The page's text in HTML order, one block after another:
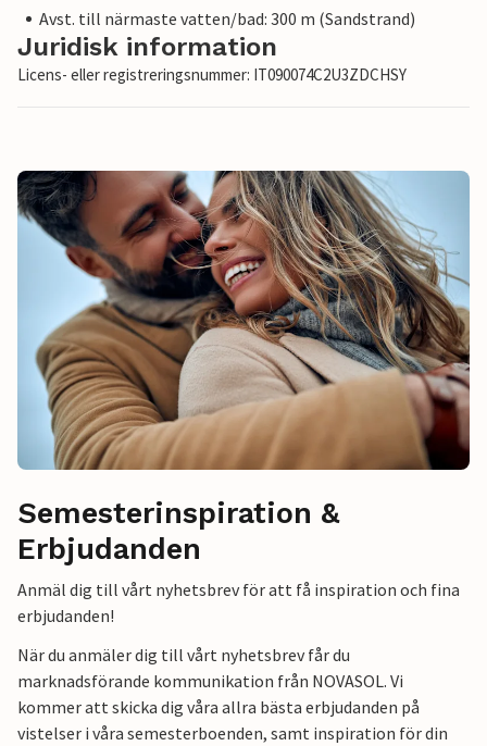
Avst. till närmaste vatten/bad: 300 m (Sandstrand)
Juridisk information
Licens- eller registreringsnummer: IT090074C2U3ZDCHSY
Semesterinspiration &
Erbjudanden
Anmäl dig till vårt nyhetsbrev för att få inspiration och fina
erbjudanden!
När du anmäler dig till vårt nyhetsbrev får du
marknadsförande kommunikation från NOVASOL. Vi
kommer att skicka dig våra allra bästa erbjudanden på
vistelser i våra semesterboenden, samt inspiration för din